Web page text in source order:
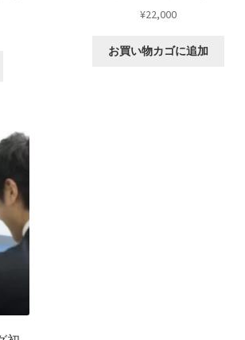
¥22,000
お買い物カゴに追加